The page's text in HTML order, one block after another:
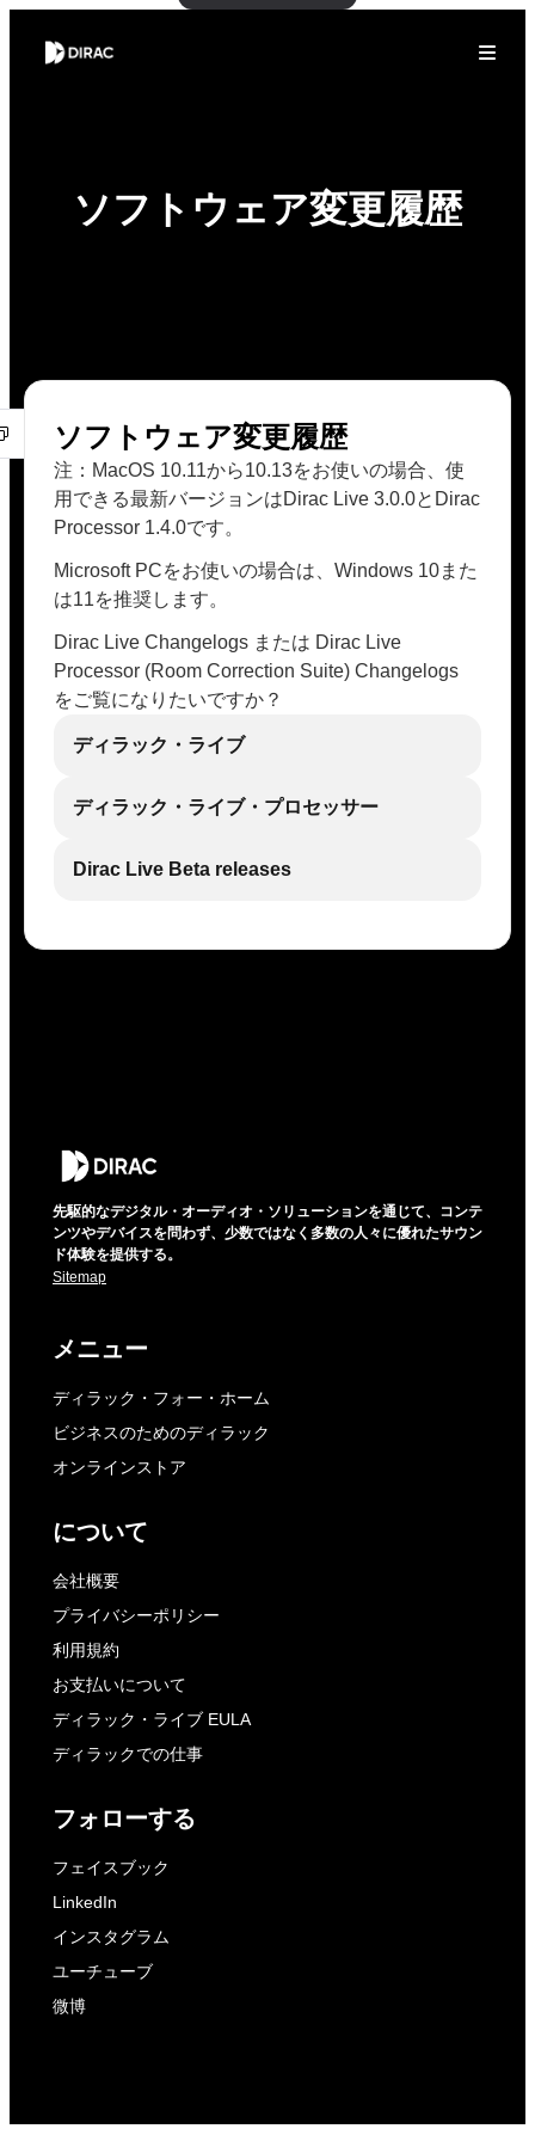
ソフトウェア変更履歴
ソフトウェア変更履歴
注：MacOS 10.11から10.13をお使いの場合、使
用できる最新バージョンはDirac Live 3.0.0とDirac
Processor 1.4.0です。
Microsoft PCをお使いの場合は、Windows 10また
は11を推奨します。
Dirac Live Changelogs または Dirac Live
Processor (Room Correction Suite) Changelogs
をご覧になりたいですか？
ディラック・ライブ
ディラック・ライブ・プロセッサー
Dirac Live Beta releases
先駆的なデジタル・オーディオ・ソリューションを通じて、コンテ
ンツやデバイスを問わず、少数ではなく多数の人々に優れたサウン
ド体験を提供する。
Sitemap
メニュー
ディラック・フォー・ホーム
ビジネスのためのディラック
オンラインストア
について
会社概要
プライバシーポリシー
利用規約
お支払いについて
ディラック・ライブ EULA
ディラックでの仕事
フォローする
フェイスブック
LinkedIn
インスタグラム
ユーチューブ
微博